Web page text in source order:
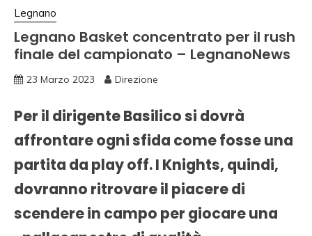
Legnano
Legnano Basket concentrato per il rush
finale del campionato – LegnanoNews
23 Marzo 2023 Direzione
Per il dirigente Basilico si dovrà
affrontare ogni sfida come fosse una
partita da play off. I Knights, quindi,
dovranno ritrovare il piacere di
scendere in campo per giocare una